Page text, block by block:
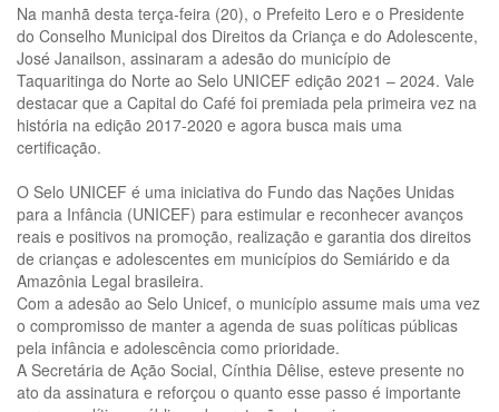
Na manhã desta terça-feira (20), o Prefeito Lero e o Presidente
do Conselho Municipal dos Direitos da Criança e do Adolescente,
José Janailson, assinaram a adesão do município de
Taquaritinga do Norte ao Selo UNICEF edição 2021 – 2024. Vale
destacar que a Capital do Café foi premiada pela primeira vez na
história na edição 2017-2020 e agora busca mais uma
certificação.
O Selo UNICEF é uma iniciativa do Fundo das Nações Unidas
para a Infância (UNICEF) para estimular e reconhecer avanços
reais e positivos na promoção, realização e garantia dos direitos
de crianças e adolescentes em municípios do Semiárido e da
Amazônia Legal brasileira.
Com a adesão ao Selo Unicef, o município assume mais uma vez
o compromisso de manter a agenda de suas políticas públicas
pela infância e adolescência como prioridade.
A Secretária de Ação Social, Cínthia Dêlise, esteve presente no
ato da assinatura e reforçou o quanto esse passo é importante